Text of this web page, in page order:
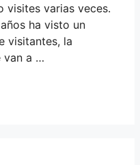
visites varias veces.
ha visto un
visitantes, la
van a …